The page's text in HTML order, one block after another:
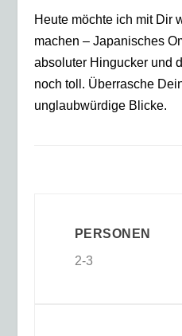
Heute möchte ich mit Dir
machen – Japanisches
absoluter Hingucker und
noch toll. Überrasche
unglaubwürdige Blicke.
PERSONEN
2-3